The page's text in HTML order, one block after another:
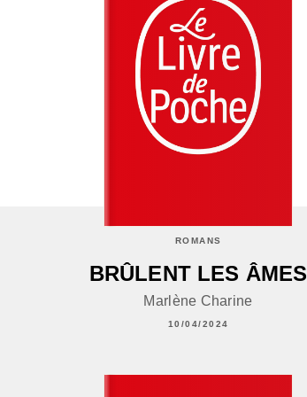
ROMANS
BRÛLENT LES ÂMES
Marlène Charine
10/04/2024